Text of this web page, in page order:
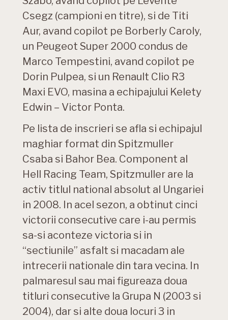
Csegz (campioni en titre), si de Titi
Aur, avand copilot pe Borberly Caroly,
un Peugeot Super 2000 condus de
Marco Tempestini, avand copilot pe
Dorin Pulpea, si un Renault Clio R3
Maxi EVO, masina a echipajului Kelety
Edwin – Victor Ponta.
Pe lista de inscrieri se afla si echipajul
maghiar format din Spitzmuller
Csaba si Bahor Bea. Component al
Hell Racing Team, Spitzmuller are la
activ titlul national absolut al Ungariei
in 2008. In acel sezon, a obtinut cinci
victorii consecutive care i-au permis
sa-si aconteze victoria si in
“sectiunile” asfalt si macadam ale
intrecerii nationale din tara vecina. In
palmaresul sau mai figureaza doua
titluri consecutive la Grupa N (2003 si
2004), dar si alte doua locuri 3 in